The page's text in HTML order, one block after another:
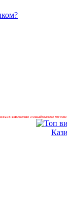
виключно з ознайомчою метою